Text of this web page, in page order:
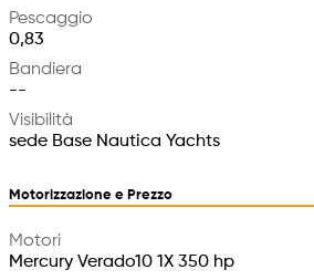
Pescaggio
0,83
Bandiera
--
Visibilità
sede Base Nautica Yachts
Motorizzazione e Prezzo
Motori
Mercury Verado10 1X 350 hp